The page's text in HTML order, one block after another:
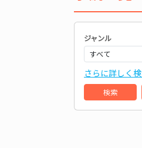
ジャンル
さらに詳しく
検索